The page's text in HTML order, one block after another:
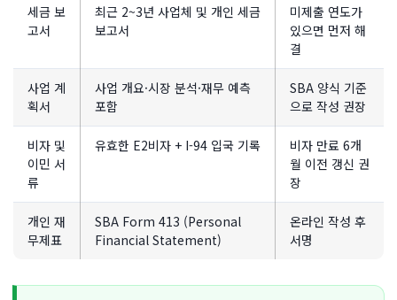
세금 보
고서
최근 2~3년 사업체 및 개인 세금
보고서
미제출 연도가
있으면 먼저 해
결
사업 계
획서
사업 개요·시장 분석·재무 예측
포함
SBA 양식 기준
으로 작성 권장
비자 및
이민 서
류
유효한 E2비자 + I-94 입국 기록
비자 만료 6개
월 이전 갱신 권
장
개인 재
무제표
SBA Form 413 (Personal
Financial Statement)
온라인 작성 후
서명